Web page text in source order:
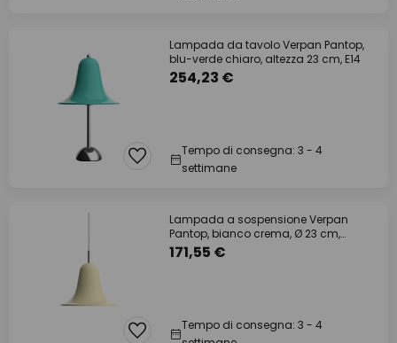
Lampada da tavolo Verpan Pantop,
blu-verde chiaro, altezza 23 cm, E14
254,23 €
Tempo di consegna: 3 - 4
settimane
Lampada a sospensione Verpan
Pantop, bianco crema, Ø 23 cm,
metallo, E14
171,55 €
Tempo di consegna: 3 - 4